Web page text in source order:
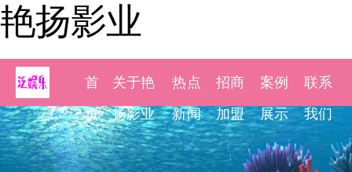
艳扬影业
首
页
关于艳
扬影业
热点
新闻
招商
加盟
案例
展示
联系
我们